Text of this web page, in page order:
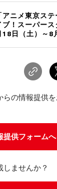
アニメ東京ス
ブ！スーパース
日（土）～8
の情報提供
提供フォームへ
ませんか？